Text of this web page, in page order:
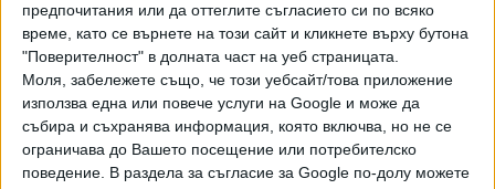
предпочитания или да оттеглите съгласието си по всяко
време, като се върнете на този сайт и кликнете върху бутона
"Поверителност" в долната част на уеб страницата.
Моля, забележете също, че този уебсайт/това приложение
използва една или повече услуги на Google и може да
събира и съхранява информация, която включва, но не се
ограничава до Вашето посещение или потребителско
поведение. В раздела за съгласие за Google по-долу можете
"Когато получих скицата на Камерън, повярвах, че това е
личен жест, най-много бегло вдъхновение, свързано с
кастинга и моя активизъм", споделя Килчър, която сега е
на 36 години и е позната и от участието си в сериала
"Йелоустоун". "Милиони отвориха сърцата си за
"Аватар", защото повярваха в неговото послание, и аз